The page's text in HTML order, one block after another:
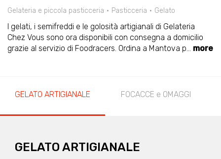
Gelateria e piccola pasticceria Pasticceria Gelato
I gelati, i semifreddi e le golosità artigianali di Gelateria
Chez Vous sono ora disponibili con consegna a domicilio
grazie al servizio di Foodracers. Ordina a Mantova p... more
GELATO ARTIGIANALE FOCACCE e OMAGGI
GELATO ARTIGIANALE